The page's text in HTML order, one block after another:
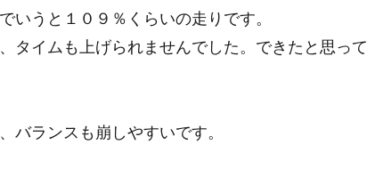
いうと１０９％くらいの走りです。
タイムも上げられませんでした。できたと思って
バランスも崩しやすいです。